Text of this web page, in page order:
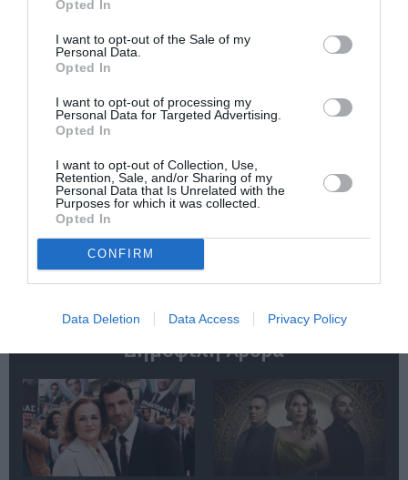
Opted In
I want to opt-out of the Sale of my
Personal Data.
Opted In
I want to opt-out of processing my
Personal Data for Targeted Advertising.
Opted In
I want to opt-out of Collection, Use,
Retention, Sale, and/or Sharing of my
Personal Data that Is Unrelated with the
Purposes for which it was collected.
Opted In
CONFIRM
Data Deletion Data Access Privacy Policy
στο Christmas
Theater
Οι Arab Strap στο
Gazarte Ground
Stage
Τα τραγούδια μας:
Ευανθία
Άρης Δαβαράκης
Δημοφιλή Άρθρα